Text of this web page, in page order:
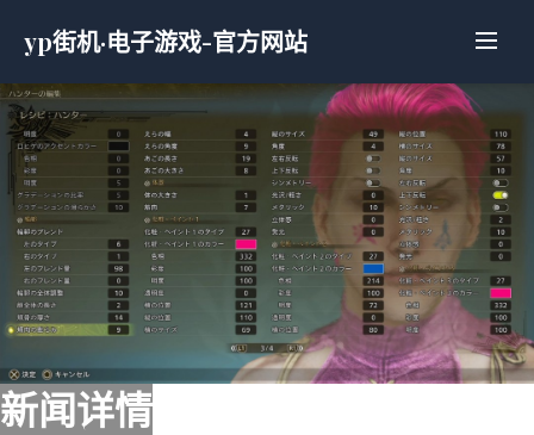
yp街机·电子游戏-官方网站
新闻详情